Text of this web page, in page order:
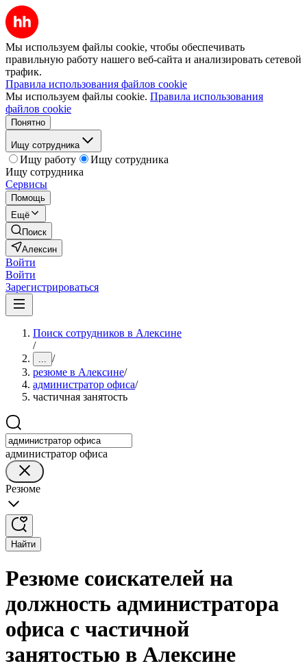
Мы используем файлы cookie, чтобы обеспечивать
правильную работу нашего веб-сайта и анализировать сетевой
трафик.
Правила использования файлов cookie
Мы используем файлы cookie. Правила использования
файлов cookie
Понятно
Ищу сотрудника
Ищу работу
Ищу сотрудника
Ищу сотрудника
Сервисы
Помощь
Ещё
Поиск
Алексин
Войти
Войти
Зарегистрироваться
Поиск сотрудников в Алексине
/
... /
резюме в Алексине/
администратор офиса/
частичная занятость
администратор офиса
Резюме
Найти
Резюме соискателей на
должность администратора
офиса с частичной
занятостью в Алексине